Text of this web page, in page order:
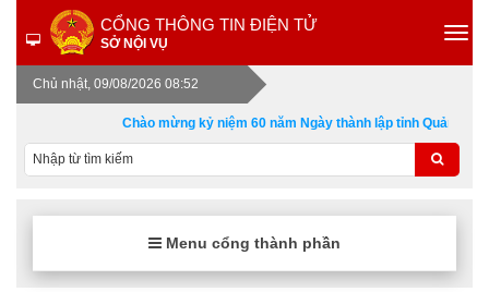
CỔNG THÔNG TIN ĐIỆN TỬ
SỞ NỘI VỤ
Chủ nhật, 09/08/2026 08:52
Chào mừng kỷ niệm 60 năm Ngày thành lập tỉnh Quảng
Menu cổng thành phần